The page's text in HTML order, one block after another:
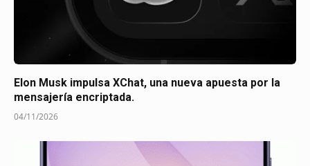
Elon Musk impulsa XChat, una nueva apuesta por la
mensajería encriptada.
04/11/2026